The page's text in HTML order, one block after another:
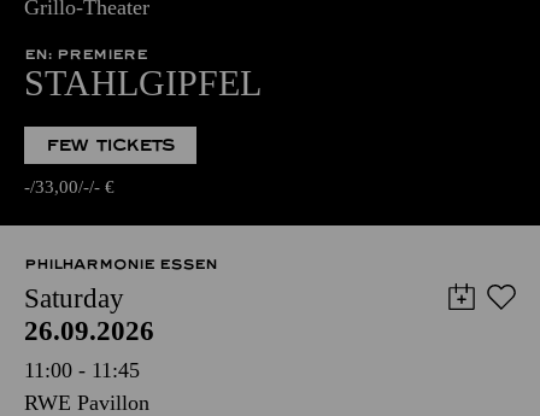
Grillo-Theater
EN: PREMIERE
STAHLGIPFEL
FEW TICKETS
- 33,00 - - €
PHILHARMONIE ESSEN
Saturday
26.09.2026
11:00 - 11:45
RWE Pavillon